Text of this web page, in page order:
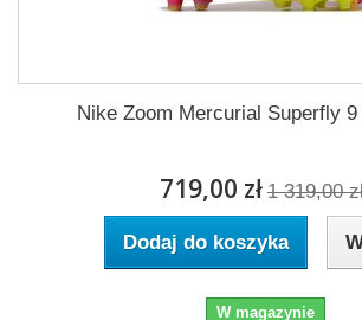
Nike Zoom Mercurial Superfly
719,00 zł 1 319,00
Dodaj do koszyka
W magazynie